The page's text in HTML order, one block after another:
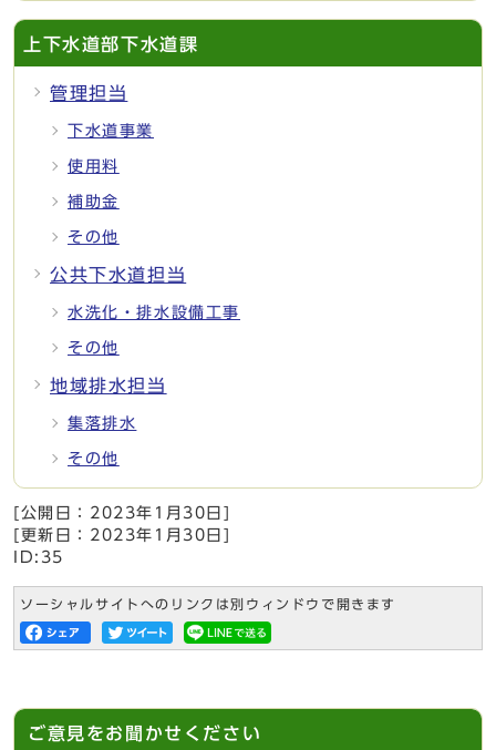
上下水道部下水道課
管理担当
下水道事業
使用料
補助金
その他
公共下水道担当
水洗化・排水設備工事
その他
地域排水担当
集落排水
その他
[公開日： 2023年1月30日
[更新日： 2023年1月30日
ID:35
ソーシャルサイトへのリンクは別ウィンドウで開きます
ご意見をお聞かせください